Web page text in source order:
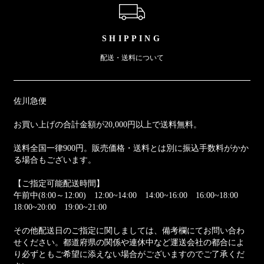
SHIPPING
配送・送料について
佐川急便
お買い上げの合計金額が20,000円以上で送料無料。
送料全国一律900円。販売価格・送料とは別に振込手数料がかか
る場合もございます。
【ご指定可能配送時間】
午前中(8:00～12:00) 12:00~14:00 14:00~16:00 16:00~18:00
18:00~20:00 19:00~21:00
その他配送日のご指定に関しましては、備考欄にてお問い合わ
せください。都道府県の関係や連休中など運送会社の都合によ
り必ずともご希望に添えない場合がございますのでご了承くだ